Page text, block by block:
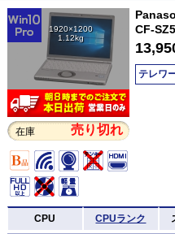
1920×1200
1.12kg
在庫 売り切れ
CF-SZ5
テレワ
CPU CPUランク